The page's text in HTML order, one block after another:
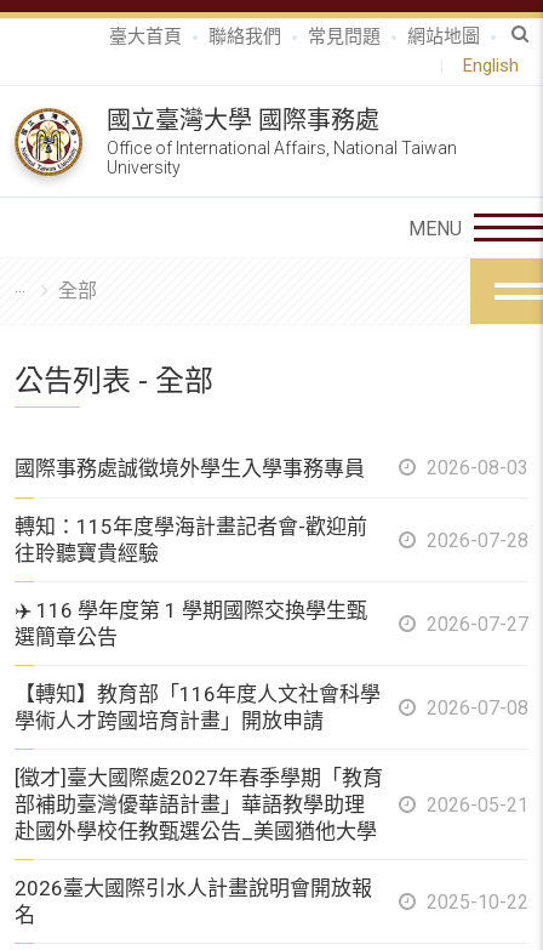
臺大首頁 聯絡我們 常見問題
網站地圖
English
國立臺灣大學 國際事務處
Office of International Affairs, National Taiwan
University
全部
公告列表 - 全部
國際事務處誠徵境外學生入學事務專員 2026-08-03
轉知：115年度學海計畫記者會-歡迎前
往聆聽寶貴經驗
2026-07-28
✈️ 116 學年度第 1 學期國際交換學生甄
選簡章公告
2026-07-27
【轉知】教育部「116年度人文社會科學
學術人才跨國培育計畫」開放申請
2026-07-08
[徵才]臺大國際處2027年春季學期「教育
部補助臺灣優華語計畫」華語教學助理
赴國外學校任教甄選公告_美國猶他大學
2026-05-21
2026臺大國際引水人計畫說明會開放報
名
2025-10-22